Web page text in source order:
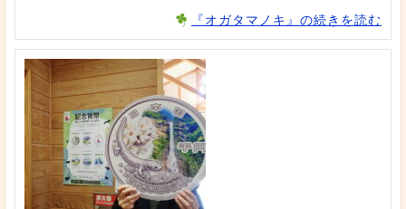
『オガタマノキ』の続きを読む